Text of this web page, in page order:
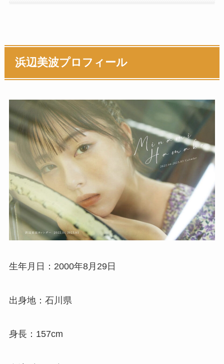
浜辺美波プロフィール
生年月日：2000年8月29日
出身地：石川県
身長：157cm